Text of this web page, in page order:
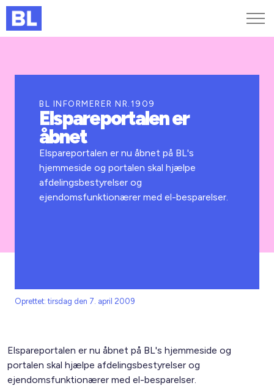
Kurser og arrangementer
Jobportalen
BL INFORMERER NR.1909
Elspareportalen er
åbnet
Elspareportalen er nu åbnet på BL's
hjemmeside og portalen skal hjælpe
afdelingsbestyrelser og
ejendomsfunktionærer med el-besparelser.
Oprettet: tirsdag den 7. april 2009
Elspareportalen er nu åbnet på BL's hjemmeside og
portalen skal hjælpe afdelingsbestyrelser og
ejendomsfunktionærer med el-besparelser.